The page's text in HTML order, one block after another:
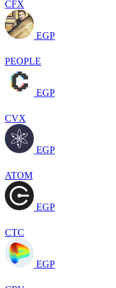
CFX
EGP
PEOPLE
EGP
CVX
EGP
ATOM
EGP
CTC
EGP